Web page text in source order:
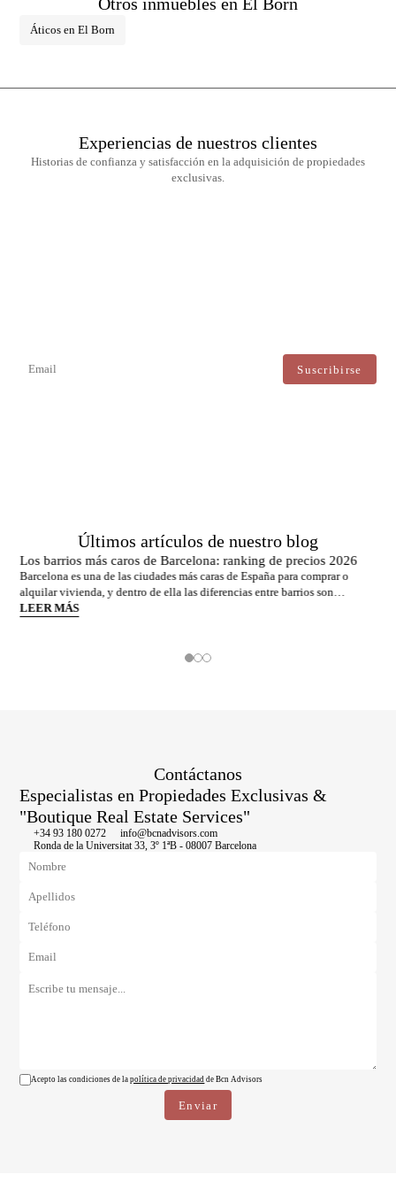
Áticos en El Born
Experiencias de nuestros clientes
Historias de confianza y satisfacción en la adquisición de propiedades
exclusivas.
Últimos artículos de nuestro blog
Los barrios más caros de Barcelona: ranking de precios 2026
Barcelona es una de las ciudades más caras de España para comprar o
alquilar vivienda, y dentro de ella las diferencias entre barrios son
enormes. El precio medio de la ciudad se sitúa en torno a los 5.269 €/m² a
LEER MÁS
Contáctanos
Especialistas en Propiedades Exclusivas &
"Boutique Real Estate Services"
+34 93 180 0272
info@bcnadvisors.com
Ronda de la Universitat 33, 3º 1ªB - 08007 Barcelona
Acepto las condiciones de lapolítica de privacidad de Bcn Advisors